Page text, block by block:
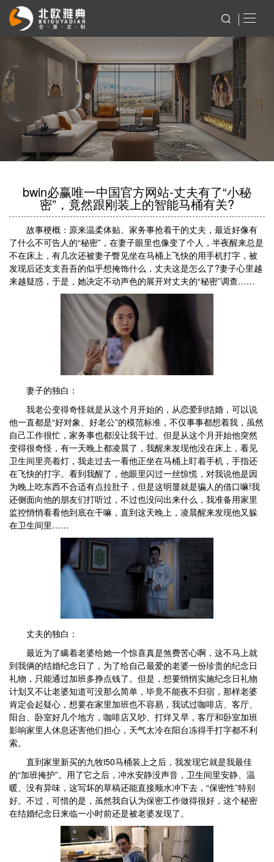
bwin必赢唯一中国官方网站-丈夫有了“小秘
密”，竟然跟刚装上的智能马桶有关?
故事梗概：原来温柔体贴、家务事抢着干的丈夫，最近好像有
了什么不可告人的“秘密”，在妻子眼里也像变了个人，半夜醒来总是
不在床上，有几次还被妻子瞥见坐在马桶上飞快的用手机打字，被
发现后还支支吾吾的似乎想掩饰什么，丈夫这是怎么了?妻子心里越
来越疑惑，于是，她决定不动声色的展开对丈夫的“秘密”调查……
妻子的独白：
我老公变得奇怪就是从这个月开始的，从恋爱到结婚，可以说
他一直都是“好对象、好老公”的模范标准，不仅事事都想着我，虽然
自己工作很忙，家务事也都没让我干过。但是从这个月开始他突然
变得很奇怪，有一天晚上都凌晨了，我醒来发现他没在床上，看见
卫生间里亮着灯，我走过去一看他正坐在马桶上盯着手机，手指还
在飞快的打字。看到我醒了，他眼里闪过一丝惊慌，对我说他是因
为晚上吃东西不合适有点拉肚子，但是这明显就是骗人的借口嘛!我
还侧面向他的朋友们打听过，不过也没问出来什么，我准备用家里
监控悄悄看看他到底在干嘛，直到这天晚上，凌晨醒来发现他又躲
在卫生间里……
丈夫的独白：
最近为了瞒着老婆给她一个惊喜真是煞费苦心啊，这不马上就
到我俩的结婚纪念日了，为了给自己最爱的老婆一份珍贵的纪念日
礼物，只能通过加班多挣点钱了。但是，想要悄悄实施纪念日礼物
计划又不让老婆知道可没那么简单，毕竟不能夜不归宿，那样老婆
肯定会起疑心，想要在家里加班也不容易，我试过咖啡店、客厅、
阳台、卧室好几个地方，咖啡店又吵、打烊又早，客厅和卧室加班
影响家里人休息还害他们担心，天气太冷在阳台冻得手打字都不利
索。
直到家里新买的九牧i50马桶装上之后，我发现它就是我最佳
的“加班掩护”。用了它之后，冲水安静没声音，卫生间里安静、温
暖、没有异味，这写坏的草稿还能直接顺水冲下去，“保密性”特别
好。不过，可惜的是，虽然我自认为保密工作做得很好，这个秘密
在结婚纪念日来临一小时前还是被老婆发现了。